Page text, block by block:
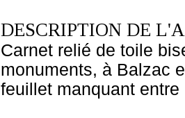
DESCRIPTION DE
Carnet relié de toile
monuments, à Balzac
feuillet manquant